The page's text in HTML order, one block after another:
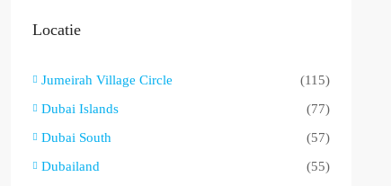
Locatie
Jumeirah Village Circle
(115)
Dubai Islands
(77)
Dubai South
(57)
Dubailand
(55)